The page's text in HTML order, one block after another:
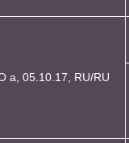
a, 05.10.17, RU/RU